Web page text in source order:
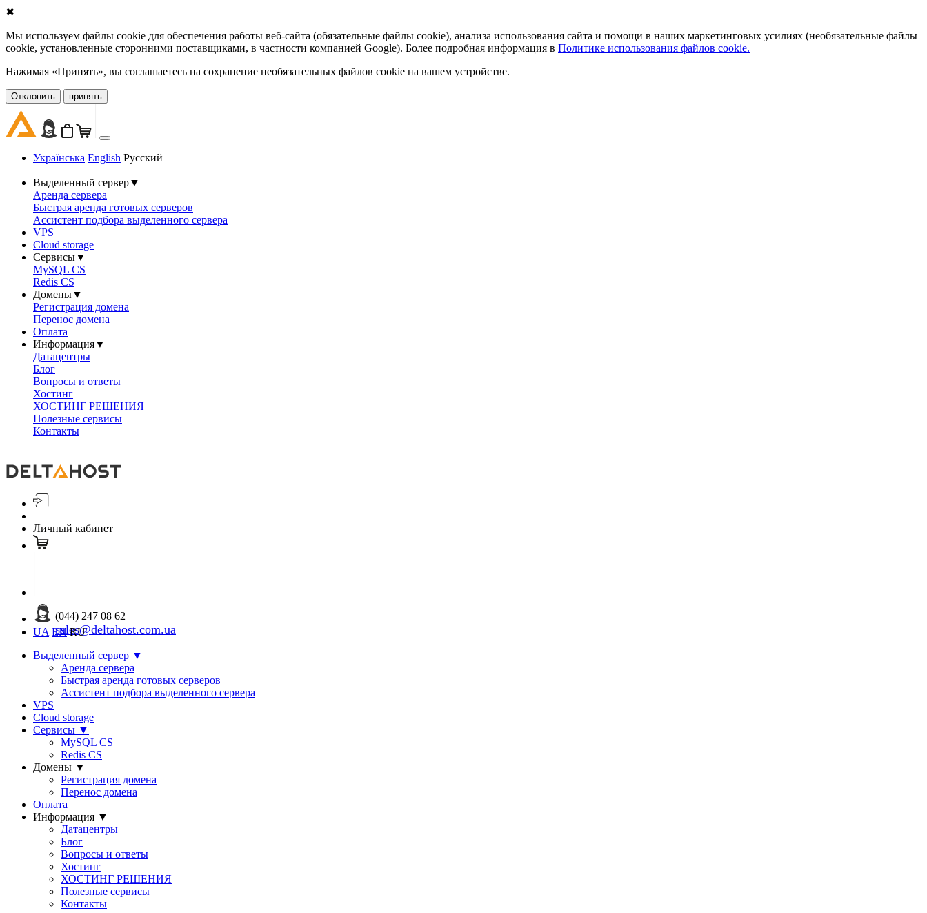
✖
Мы используем файлы cookie для обеспечения работы веб-сайта (обязательные файлы cookie), анализа использования сайта и помощи в наших маркетинговых усилиях (необязательные файлы
cookie, установленные сторонними поставщиками, в частности компанией Google). Более подробная информация в Политике использования файлов cookie.
Нажимая «Принять», вы соглашаетесь на сохранение необязательных файлов cookie на вашем устройстве.
Oтклонить принять
Українська English Русский
Выделенный сервер▼
Аренда сервера
Быстрая аренда готовых серверов
Ассистент подбора выделенного сервера
VPS
Cloud storage
Сервисы▼
MySQL CS
Redis CS
Домены▼
Регистрация домена
Перенос домена
Оплата
Информация▼
Датацентры
Блог
Вопросы и ответы
Хостинг
ХОСТИНГ РЕШЕНИЯ
Полезные сервисы
Контакты
Личный кабинет
(044) 247 08 62
sales@deltahost.com.ua
UA EN RU
Выделенный сервер ▼
Аренда сервера
Быстрая аренда готовых серверов
Ассистент подбора выделенного сервера
VPS
Cloud storage
Сервисы ▼
MySQL CS
Redis CS
Домены ▼
Регистрация домена
Перенос домена
Оплата
Информация ▼
Датацентры
Блог
Вопросы и ответы
Хостинг
ХОСТИНГ РЕШЕНИЯ
Полезные сервисы
Контакты